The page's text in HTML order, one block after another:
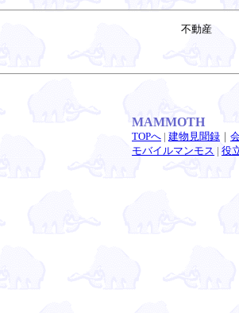
不動産
MAMMOTH
TOPへ | 建物見聞録 ｜
モバイルマンモス | 役